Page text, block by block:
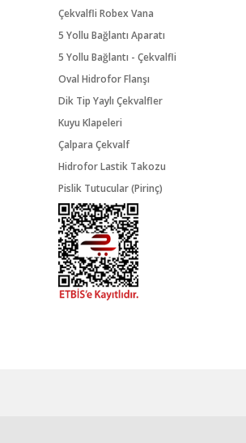
Çekvalfli Robex Vana
5 Yollu Bağlantı Aparatı
5 Yollu Bağlantı - Çekvalfli
Oval Hidrofor Flanşı
Dik Tip Yaylı Çekvalfler
Kuyu Klapeleri
Çalpara Çekvalf
Hidrofor Lastik Takozu
Pislik Tutucular (Pirinç)